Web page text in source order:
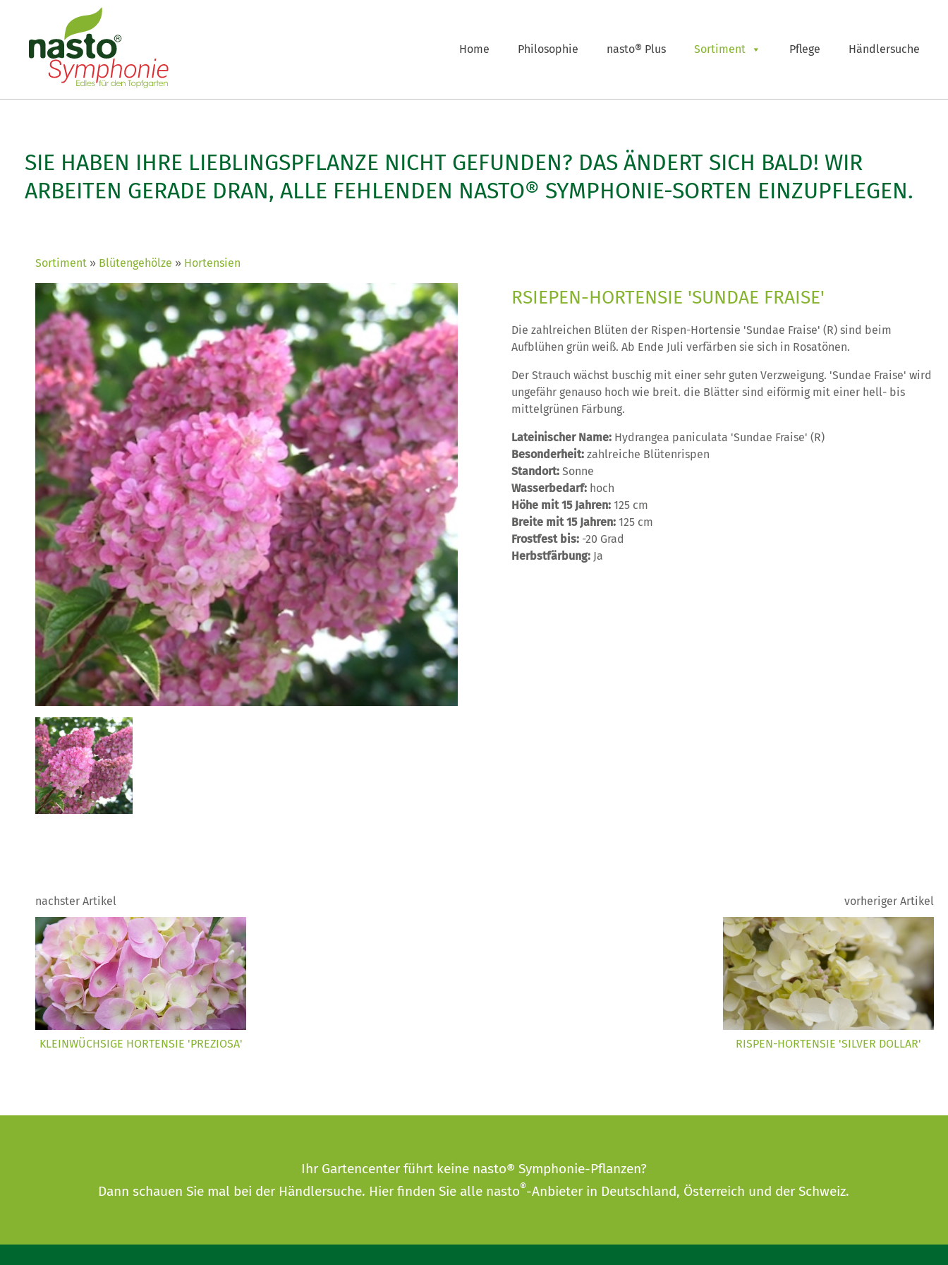
Home Philosophie nasto® Plus Sortiment Pflege Händlersuche
SIE HABEN IHRE LIEBLINGSPFLANZE NICHT GEFUNDEN? DAS ÄNDERT SICH BALD! WIR
ARBEITEN GERADE DRAN, ALLE FEHLENDEN NASTO® SYMPHONIE-SORTEN EINZUPFLEGEN.
Sortiment Blütengehölze Hortensien
RSIEPEN-HORTENSIE 'SUNDAE FRAISE'
Die zahlreichen Blüten der Rispen-Hortensie 'Sundae Fraise' (R) sind beim
Aufblühen grün weiß. Ab Ende Juli verfärben sie sich in Rosatönen.
Der Strauch wächst buschig mit einer sehr guten Verzweigung. 'Sundae Fraise' wird
ungefähr genauso hoch wie breit. die Blätter sind eiförmig mit einer hell- bis
mittelgrünen Färbung.
Lateinischer Name: Hydrangea paniculata 'Sundae Fraise' (R)
Besonderheit:zahlreiche Blütenrispen
Standort:Sonne
Wasserbedarf: hoch
Höhe mit 15 Jahren:125 cm
Breite mit 15 Jahren:125 cm
Frostfest bis: -20 Grad
Herbstfärbung: Ja
nachster Artikel
KLEINWÜCHSIGE HORTENSIE 'PREZIOSA'
vorheriger Artikel
RISPEN-HORTENSIE 'SILVER DOLLAR'
Ihr Gartencenter führt keine nasto® Symphonie-Pflanzen?
Dann schauen Sie mal bei der Händlersuche. Hier finden Sie alle nasto®-Anbieter in Deutschland, Österreich und der Schweiz.